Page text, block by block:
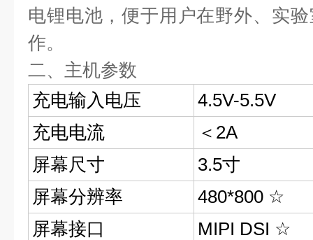
电锂电池，便于用户在野外、实
作。
二、主机参数
充电输入电压
4.5V-5.5V
充电电流
＜2A
屏幕尺寸
3.5寸
屏幕分辨率
480*800 ☆
屏幕接口
MIPI DSI ☆